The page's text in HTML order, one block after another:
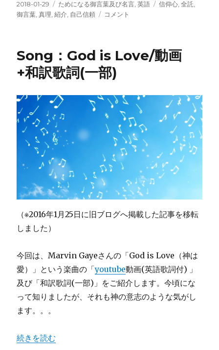
投
稿
2018-01-29
カ
テ
ためになる御言葉及び名言,英語
タ
信仰心,全託,
御言葉,真理,紹介, 自己信頼
Truth：
れ
た
「現
を
し
む？
コメント
Song：God is Love/動画
+和訳歌詞(一部)
（※2016年1月25日に旧ブログへ掲載した記事を移転
しました）
今回は、Marvin Gayeさんの「God is Love（神は
愛）」という楽曲の「youtube動画(英語歌詞付) 」
及び「和訳歌詞(一部)」をご紹介します。今頃にな
って知りましたが、それも神の意志のような気がし
ます。。。
“Song：God is Love/動画+和訳歌詞(一部)” の
続きを読む